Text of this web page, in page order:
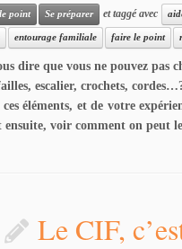
point Se préparer et taggé avec
entourage familiale faire le point
dire que vous ne pouvez pas
escalier, crochets,
éléments, et de votre
ensuite, voir comment on peut
Le CIF,